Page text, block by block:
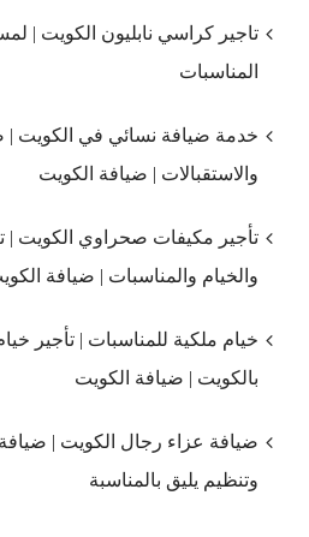
تاجير كراسي نابليون الكويت |
المناسبات
خدمة ضيافة نسائي في الكويت |
والاستقبالات | ضيافة الكويت
تأجير مكيفات صحراوي الكويت |
والخيام والمناسبات | ضيافة
خيام ملكية للمناسبات | تأجير
بالكويت | ضيافة الكويت
ضيافة عزاء رجال الكويت |
وتنظيم يليق بالمناسبة